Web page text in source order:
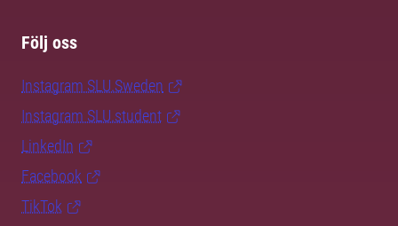
Följ oss
Instagram SLU.Sweden
Instagram SLU.student
LinkedIn
Facebook
TikTok